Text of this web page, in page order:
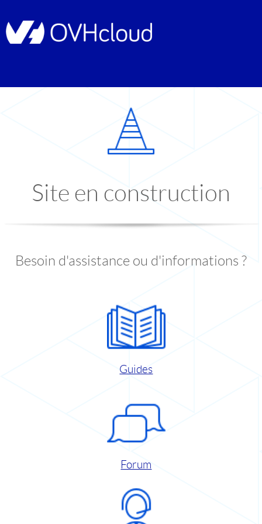
Site en construction
Besoin d'assistance ou d'informations ?
Guides
Forum